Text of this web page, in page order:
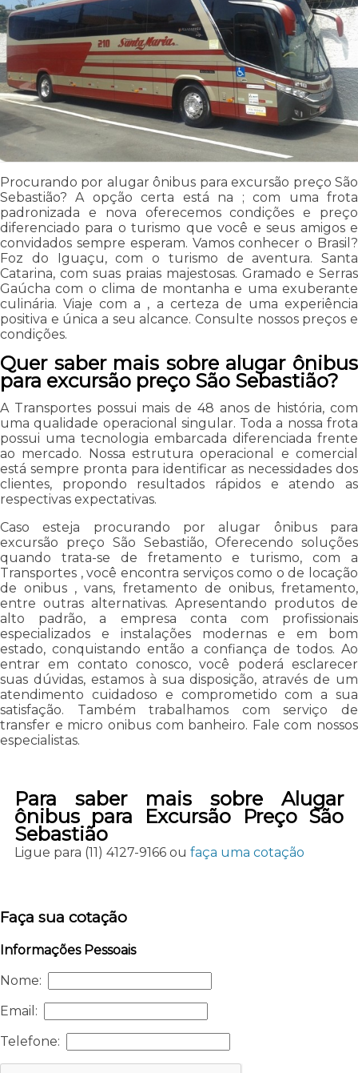
Procurando por alugar ônibus para excursão preço São
Sebastião? A opção certa está na ; com uma frota
padronizada e nova oferecemos condições e preço
diferenciado para o turismo que você e seus amigos e
convidados sempre esperam. Vamos conhecer o Brasil?
Foz do Iguaçu, com o turismo de aventura. Santa
Catarina, com suas praias majestosas. Gramado e Serras
Gaúcha com o clima de montanha e uma exuberante
culinária. Viaje com a , a certeza de uma experiência
positiva e única a seu alcance. Consulte nossos preços e
condições.
Quer saber mais sobre alugar ônibus
para excursão preço São Sebastião?
A Transportes possui mais de 48 anos de história, com
uma qualidade operacional singular. Toda a nossa frota
possui uma tecnologia embarcada diferenciada frente
ao mercado. Nossa estrutura operacional e comercial
está sempre pronta para identificar as necessidades dos
clientes, propondo resultados rápidos e atendo as
respectivas expectativas.
Caso esteja procurando por alugar ônibus para
excursão preço São Sebastião, Oferecendo soluções
quando trata-se de fretamento e turismo, com a
Transportes , você encontra serviços como o de locação
de onibus , vans, fretamento de onibus, fretamento,
entre outras alternativas. Apresentando produtos de
alto padrão, a empresa conta com profissionais
especializados e instalações modernas e em bom
estado, conquistando então a confiança de todos. Ao
entrar em contato conosco, você poderá esclarecer
suas dúvidas, estamos à sua disposição, através de um
atendimento cuidadoso e comprometido com a sua
satisfação. Também trabalhamos com serviço de
transfer e micro onibus com banheiro. Fale com nossos
especialistas.
Para saber mais sobre Alugar
ônibus para Excursão Preço São
Sebastião
Ligue para (11) 4127-9166ou faça uma cotação
Faça sua cotação
Informações Pessoais
Nome:
Email:
Telefone: